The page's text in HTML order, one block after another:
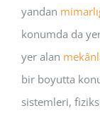
yandan
konumda da
yer alan
bir boyutta
sistemleri,